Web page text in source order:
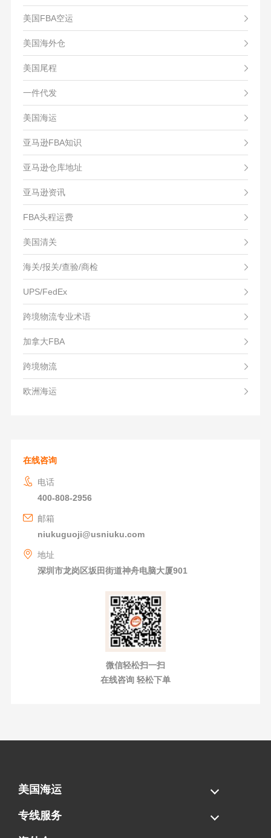
美国FBA空运
美国海外仓
美国尾程
一件代发
美国海运
亚马逊FBA知识
亚马逊仓库地址
亚马逊资讯
FBA头程运费
美国清关
海关/报关/查验/商检
UPS/FedEx
跨境物流专业术语
加拿大FBA
跨境物流
欧洲海运
在线咨询
电话
400-808-2956
邮箱
niukuguoji@usniuku.com
地址
深圳市龙岗区坂田街道神舟电脑大厦901
微信轻松扫一扫
在线咨询 轻松下单
美国海运
海运拼柜
海运整柜
美国海卡
加拿大海运
专线服务